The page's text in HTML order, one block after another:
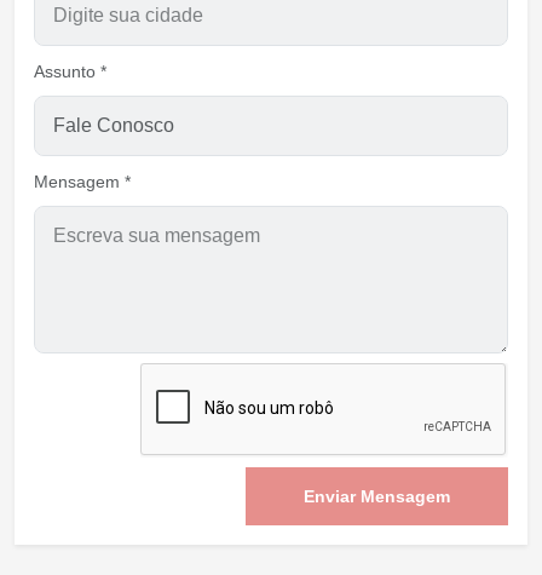
Assunto *
Mensagem *
Enviar Mensagem